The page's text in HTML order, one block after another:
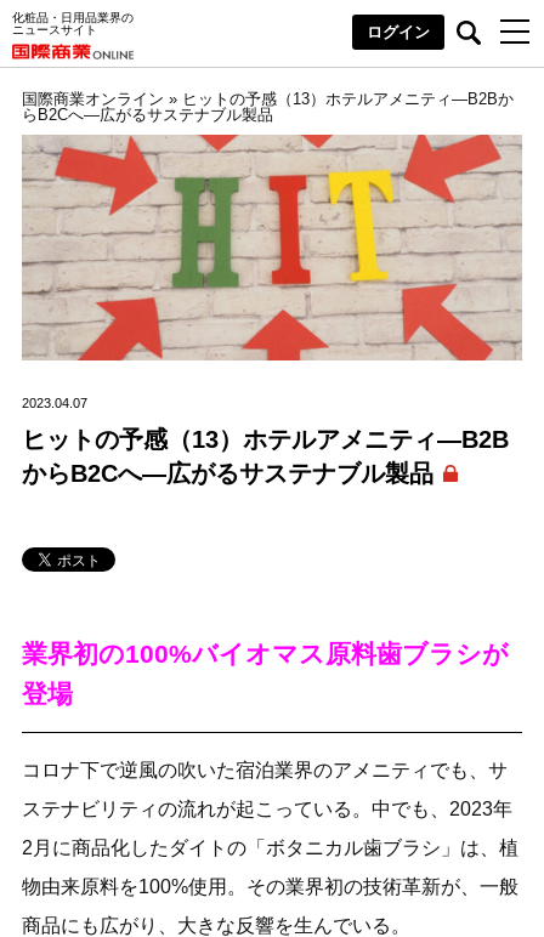
化粧品・日用品業界の
ニュースサイト
ログイン
国際商業オンライン » ヒットの予感（13）ホテルアメニティ―B2Bか
らB2Cへ―広がるサステナブル製品
2023.04.07
ヒットの予感（13）ホテルアメニティ―B2B
からB2Cへ―広がるサステナブル製品
業界初の100%バイオマス原料歯ブラシが
登場
コロナ下で逆風の吹いた宿泊業界のアメニティでも、サ
ステナビリティの流れが起こっている。中でも、2023年
2月に商品化したダイトの「ボタニカル歯ブラシ」は、植
物由来原料を100%使用。その業界初の技術革新が、一般
商品にも広がり、大きな反響を生んでいる。